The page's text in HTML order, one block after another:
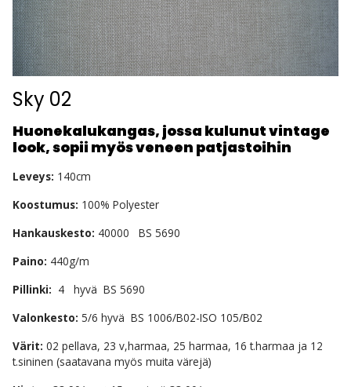
Sky 02
Huonekalukangas, jossa kulunut vintage
look, sopii myös veneen patjastoihin
Leveys: 140cm
Koostumus: 100% Polyester
Hankauskesto: 40000 BS 5690
Paino: 440g/m
Pillinki: 4 hyvä BS 5690
Valonkesto: 5/6 hyvä BS 1006/B02-ISO 105/B02
Värit: 02 pellava, 23 v,harmaa, 25 harmaa, 16 t.harmaa ja 12
t.sininen (saatavana myös muita värejä)